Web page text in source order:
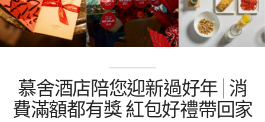
慕舍酒店陪您迎新過好年 | 消
費滿額都有獎 紅包好禮帶回家